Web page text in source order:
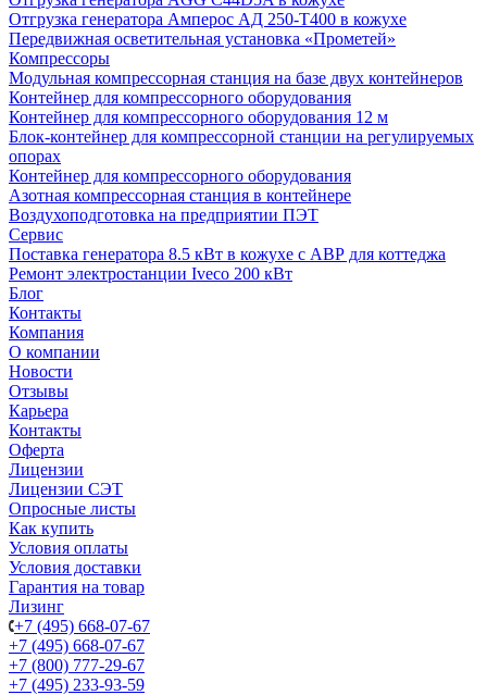
Отгрузка генератора Амперос АД 250-Т400 в кожухе
Передвижная осветительная установка «Прометей»
Компрессоры
Модульная компрессорная станция на базе двух контейнеров
Контейнер для компрессорного оборудования
Контейнер для компрессорного оборудования 12 м
Блок-контейнер для компрессорной станции на регулируемых
опорах
Контейнер для компрессорного оборудования
Азотная компрессорная станция в контейнере
Воздухоподготовка на предприятии ПЭТ
Сервис
Поставка генератора 8.5 кВт в кожухе с АВР для коттеджа
Ремонт электростанции Iveco 200 кВт
Блог
Контакты
Компания
О компании
Новости
Отзывы
Карьера
Контакты
Оферта
Лицензии
Лицензии СЭТ
Опросные листы
Как купить
Условия оплаты
Условия доставки
Гарантия на товар
Лизинг
+7 (495) 668-07-67
+7 (495) 668-07-67
+7 (800) 777-29-67
+7 (495) 233-93-59